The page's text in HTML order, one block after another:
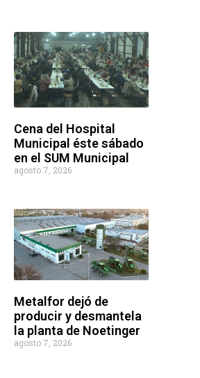
Cena del Hospital
Municipal éste sábado
en el SUM Municipal
agosto 7, 2026
Metalfor dejó de
producir y desmantela
la planta de Noetinger
agosto 7, 2026